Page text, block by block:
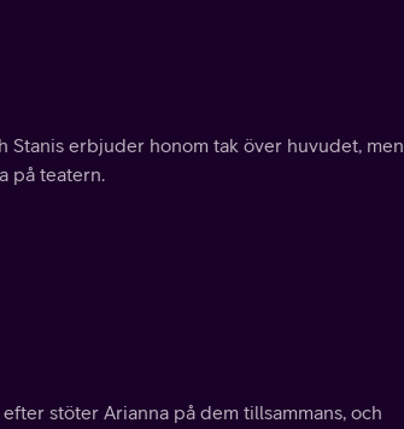
Stanis erbjuder honom tak över huvudet, men
på teatern.
stöter Arianna på dem tillsammans, och